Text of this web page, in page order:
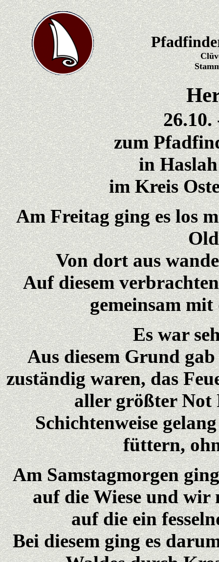
Stamm
26.10.
zum
in
im Kreis
Am Freitag ging es los
Von dort aus
Auf diesem
gemeinsam
Es war
Aus diesem Grund
zuständig waren, das
aller größter Not
Schichtenweise
füttern,
Am Samstagmorgen
auf die Wiese und wir
auf die ein
Bei diesem ging es